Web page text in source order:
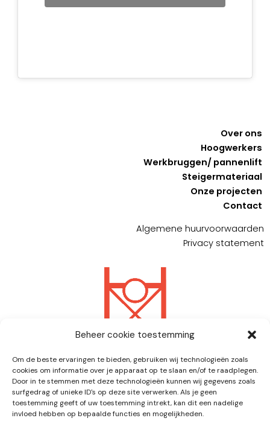
Beheer cookie toestemming
Om de beste ervaringen te bieden, gebruiken wij technologieën zoals
cookies om informatie over je apparaat op te slaan en/of te raadplegen.
Door in te stemmen met deze technologieën kunnen wij gegevens zoals
surfgedrag of unieke ID's op deze site verwerken. Als je geen
toestemming geeft of uw toestemming intrekt, kan dit een nadelige
invloed hebben op bepaalde functies en mogelijkheden.
Over ons
Hoogwerkers
Werkbruggen/ pannenlift
Steigermateriaal
Onze projecten
Contact
Algemene huurvoorwaarden
Privacy statement
Van Steenbeek Steigerverhuur is bereikbaar:
Ma. / Vrij. 08.00u. – 17.00u.